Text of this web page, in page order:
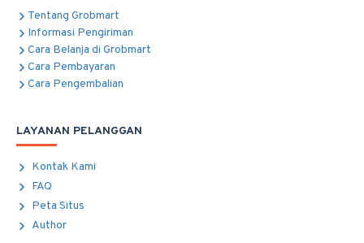
Tentang Grobmart
Informasi Pengiriman
Cara Belanja di Grobmart
Cara Pembayaran
Cara Pengembalian
LAYANAN PELANGGAN
Kontak Kami
FAQ
Peta Situs
Author